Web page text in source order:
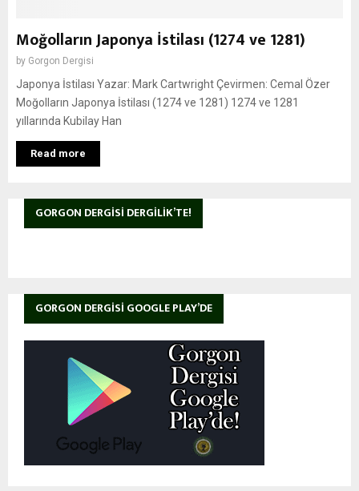
Moğolların Japonya İstilası (1274 ve 1281)
by Gorgon Dergisi
Japonya İstilası Yazar: Mark Cartwright Çevirmen: Cemal Özer
Moğolların Japonya İstilası (1274 ve 1281) 1274 ve 1281
yıllarında Kubilay Han
Read more
GORGON DERGISI DERGILIK’TE!
GORGON DERGISI GOOGLE PLAY’DE